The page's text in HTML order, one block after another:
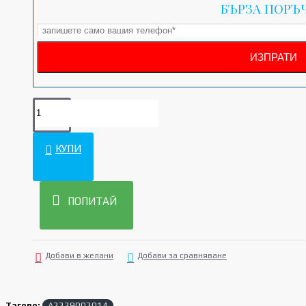
БЪРЗА
КУПИ
ПОПИТАЙ
Добави в желани Добави за сравняване